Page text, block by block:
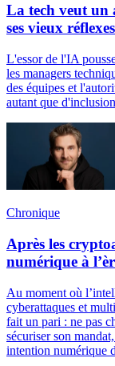
La tech veut un
ses vieux réflexes
L'essor de l'IA
les managers
des équipes et
autant que
Chronique
Après les
numérique à
Au moment où
cyberattaques et
fait un pari : ne pas
sécuriser son
intention numérique